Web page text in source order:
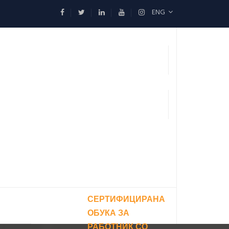
ENG
СЕРТИФИЦИРАНА
ОБУКА ЗА